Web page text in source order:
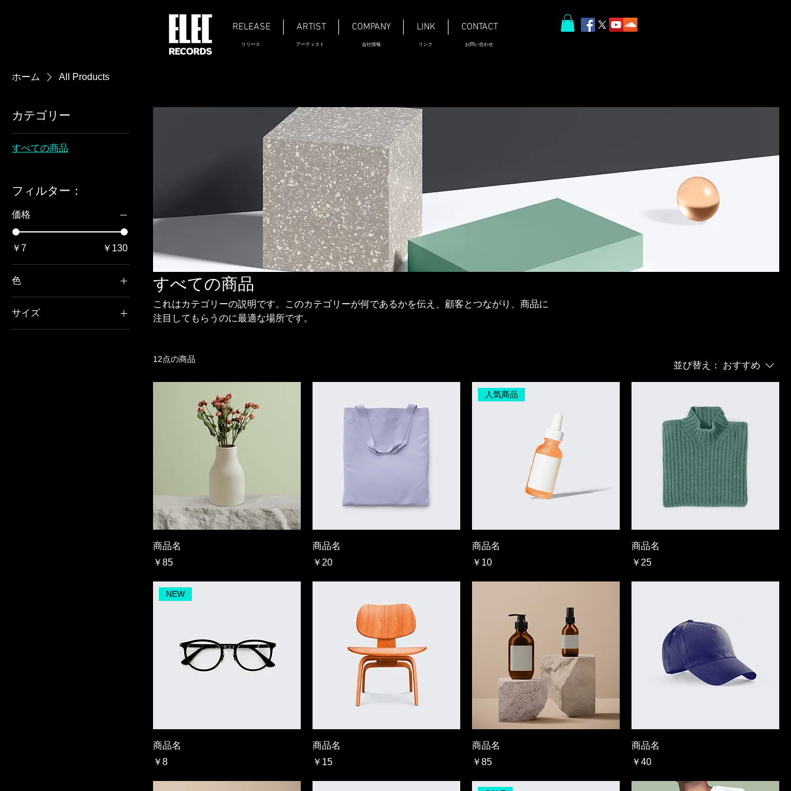
RELEASE ARTIST COMPANY LINK CONTACT
リリース アーティスト 会社情報 リンク お問い合わせ
ホーム All Products
カテゴリー
すべての商品
フィルター：
価格
￥7 ￥130
色
サイズ
すべての商品
これはカテゴリーの説明です。このカテゴリーが何であるかを伝え、顧客とつながり、商品に
注目してもらうのに最適な場所です。
12点の商品
並び替え： おすすめ
商品名
価格
￥85
商品名
価格
￥20
人気商品
商品名
価格
￥10
商品名
価格
￥25
NEW
商品名
価格
￥8
商品名
価格
￥15
商品名
価格
￥85
商品名
価格
￥40